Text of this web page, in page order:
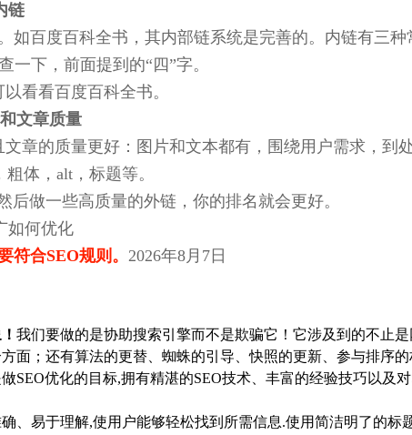
链
百度百科全书，其内部链系统是完善的。内链有三种
下，前面提到的“四”字。
看看百度百科全书。
文章质量
章的质量更好：图片和文本都有，围绕用户需求，到
体，alt，标题等。
后做一些高质量的外链，你的排名就会更好。
如何优化
符合SEO规则。 2026年8月7日
我们要做的是协助搜索引擎而不是欺骗它！它涉及到的不止
面；还有算法的更替、蜘蛛的引导、快照的更新、参与排序的
SEO优化的目标,拥有精湛的SEO技术、丰富的经验技巧以及
、易于理解,使用户能够轻松找到所需信息.使用简洁明了的标